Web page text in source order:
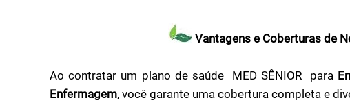
Vantagens e Coberturas de
Ao contratar um plano de saúde MED SÊNIOR para
Enfermagem, você garante uma cobertura completa e